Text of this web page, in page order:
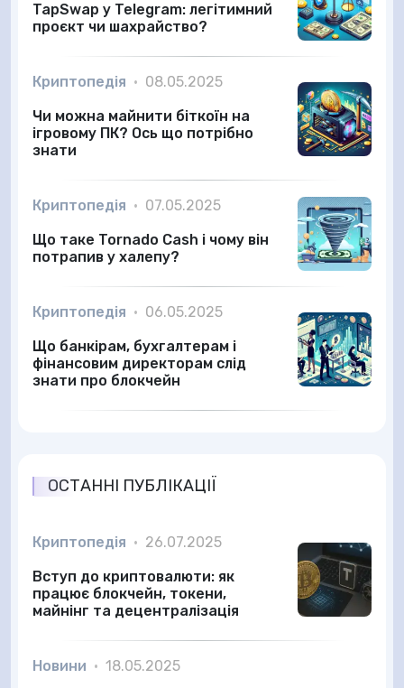
TapSwap у Telegram: легітимний
проєкт чи шахрайство?
Криптопедія • 08.05.2025
Чи можна майнити біткоїн на
ігровому ПК? Ось що потрібно
знати
Криптопедія • 07.05.2025
Що таке Tornado Cash і чому він
потрапив у халепу?
Криптопедія • 06.05.2025
Що банкірам, бухгалтерам і
фінансовим директорам слід
знати про блокчейн
ОСТАННІ ПУБЛІКАЦІЇ
Криптопедія • 26.07.2025
Вступ до криптовалюти: як
працює блокчейн, токени,
майнінг та децентралізація
Новини • 18.05.2025